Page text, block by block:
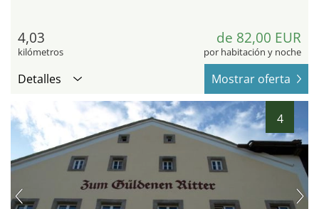
4,03
kilómetros
de 82,00 EUR
por habitación y noche
Detalles Mostrar oferta
4